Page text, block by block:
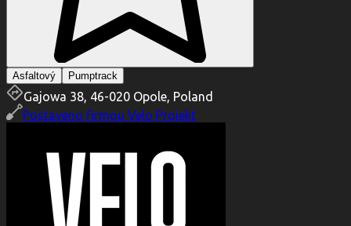
Asfaltový Pumptrack
Gajowa 38, 46-020 Opole, Poland
Postaveno firmou Velo Projekt